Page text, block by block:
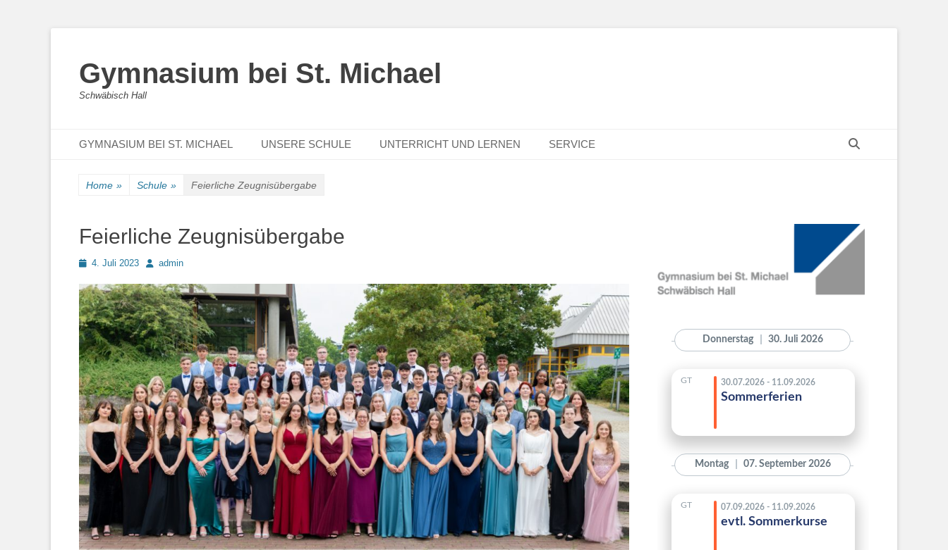
Gymnasium bei St. Michael
Schwäbisch Hall
Primary Menu
GYMNASIUM BEI ST. MICHAEL UNSERE SCHULE UNTERRICHT UND LERNEN SERVICE
Home » Schule » Feierliche Zeugnisübergabe
Feierliche Zeugnisübergabe
Posted4. Juli 2023 Authoradmin